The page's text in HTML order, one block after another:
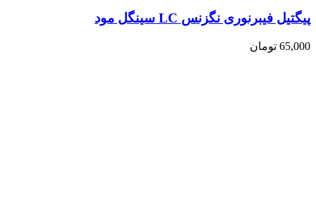
پیگتیل فیبرنوری نگزنس LC سینگل مود
65,000 تومان